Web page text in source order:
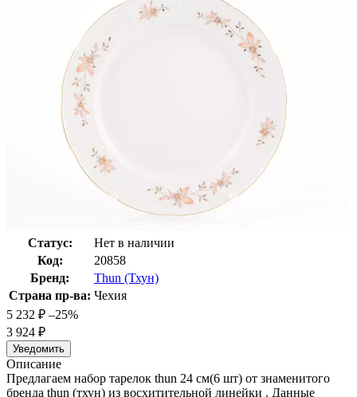
Статус:
Нет в наличии
Код:
20858
Бренд:
Thun (Тхун)
Страна пр-ва: Чехия
5 232 ₽ –25%
3 924 ₽
Уведомить
Описание
Предлагаем набор тарелок thun 24 см(6 шт) от знаменитого
бренда thun (тхун) из восхитительной линейки . Данные